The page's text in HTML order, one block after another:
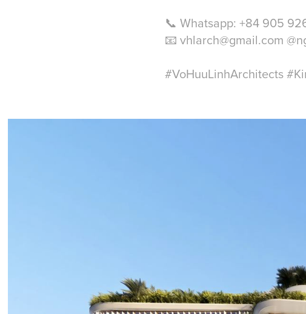
📞 Whatsapp: +84 905
📧 vhlarch@gmail.com
#VoHuuLinhArchitects